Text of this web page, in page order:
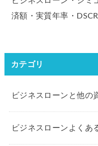
済額・実質年率・
カテゴリ
ビジネスローンと他の
ビジネスローンよくあ